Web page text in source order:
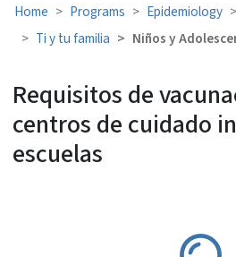
Home Programs Epidemiology
Ti y tu familia
Niños y
Requisitos de
centros de cuidado
escuelas